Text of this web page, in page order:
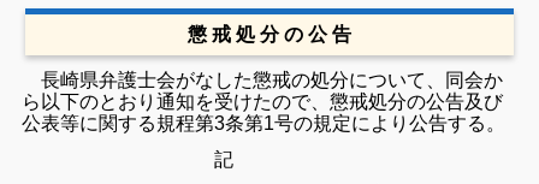
懲 戒 処 分 の 公 告
長崎県弁護士会がなした懲戒の処分について、同会か
ら以下のとおり通知を受けたので、懲戒処分の公告及び
公表等に関する規程第3条第1号の規定により公告する。
記